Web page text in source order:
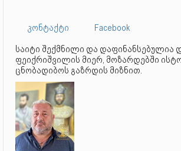
კონტაქტი
Facebook
საიტი შექმნილი და დაფინანსებულია
ფეიქრიშვილის მიერ, მოზარდებში
ცნობადიბოს გაზრდის მიზნით.